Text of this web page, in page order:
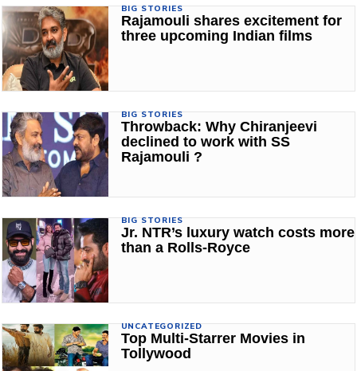
BIG STORIES
Rajamouli shares excitement for
three upcoming Indian films
BIG STORIES
Throwback: Why Chiranjeevi
declined to work with SS
Rajamouli ?
BIG STORIES
Jr. NTR’s luxury watch costs more
than a Rolls-Royce
UNCATEGORIZED
Top Multi-Starrer Movies in
Tollywood